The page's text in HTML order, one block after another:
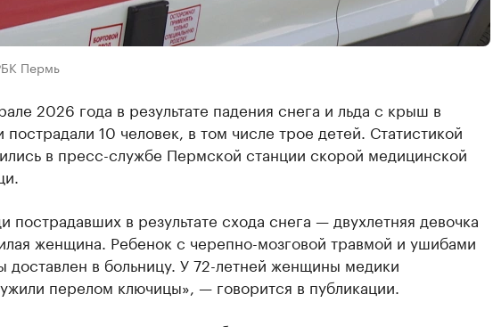
Пермь
2026 года в результате падения снега и льда с крыш в
10 человек, в том числе трое детей. Статистикой
в пресс-службе Пермской станции скорой медицинской
пострадавших в результате схода снега — двухлетняя девочка
женщина. Ребенок с черепно-мозговой травмой и ушибами
доставлен в больницу. У 72-летней женщины медики
перелом ключицы», — говорится в публикации.